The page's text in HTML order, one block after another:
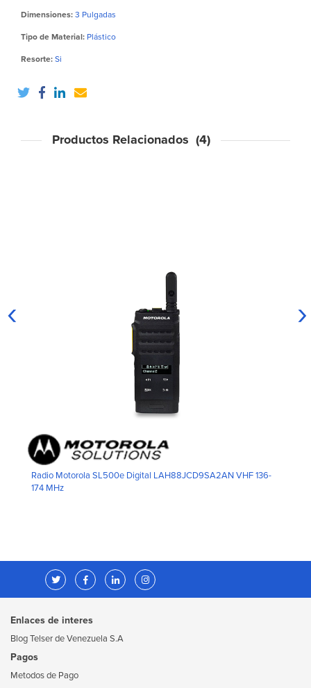
Dimensiones: 3 Pulgadas
Tipo de Material: Plástico
Resorte: Si
Productos Relacionados (4)
Radio Motorola SL500e Digital LAH88JCD9SA2AN VHF 136-
174 MHz
‹ ›
Enlaces de interes
Blog Telser de Venezuela S.A
Pagos
Metodos de Pago